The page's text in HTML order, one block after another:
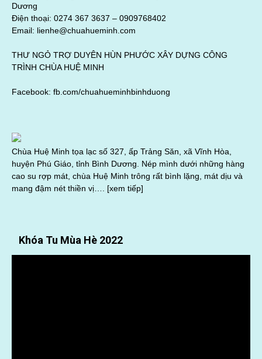
Dương
Điện thoại: 0274 367 3637 – 0909768402
Email: lienhe@chuahueminh.com
THƯ NGỎ TRỢ DUYÊN HÙN PHƯỚC XÂY DỰNG CÔNG
TRÌNH CHÙA HUỆ MINH
Facebook: fb.com/chuahueminhbinhduong
Chùa Huệ Minh tọa lạc số 327, ấp Trảng Săn, xã Vĩnh Hòa,
huyện Phú Giáo, tỉnh Bình Dương. Nép mình dưới những hàng
cao su rợp mát, chùa Huệ Minh trông rất bình lặng, mát dịu và
mang đậm nét thiền vị…. [xem tiếp]
Khóa Tu Mùa Hè 2022